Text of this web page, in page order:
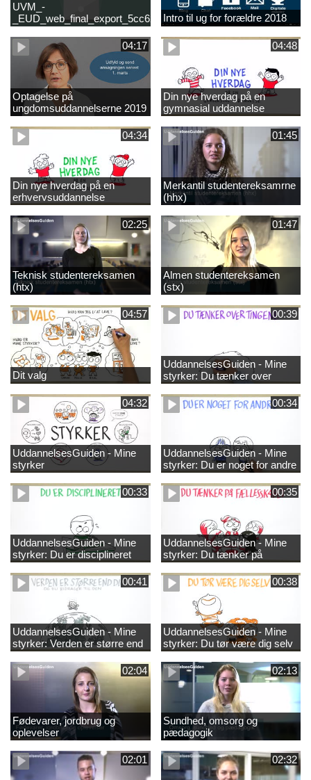
UVM_-
Intro til ug for forældre 2018
04:17
Optagelse på
ungdomsuddannelserne 2019
04:48
Din nye hverdag på en
gymnasial uddannelse
04:34
Din nye hverdag på en
erhvervsuddannelse
01:45
Merkantil studentereksamrne
(hhx)
02:25
Teknisk studentereksamen
(htx)
01:47
Almen studentereksamen
(stx)
04:57
Dit valg
00:39
UddannelsesGuiden - Mine
styrker: Du tænker over
tingene
04:32
UddannelsesGuiden - Mine
styrker
00:34
UddannelsesGuiden - Mine
styrker: Du er noget for andre
00:33
UddannelsesGuiden - Mine
styrker: Du er disciplineret
00:35
UddannelsesGuiden - Mine
styrker: Du tænker på
fællesskabet
00:41
UddannelsesGuiden - Mine
styrker: Verden er større end
dig og du bidrager til den
00:38
UddannelsesGuiden - Mine
styrker: Du tør være dig selv
02:04
Fødevarer, jordbrug og
oplevelser
02:13
Sundhed, omsorg og
pædagogik
02:01 02:32